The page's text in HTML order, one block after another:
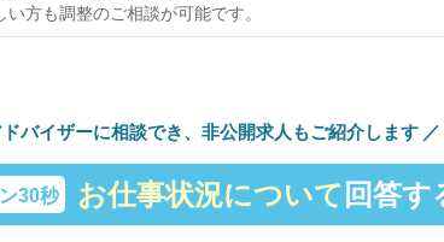
方も調整のご相談が可能です。
バイザーに相談でき、 非公開求人もご紹介します
30秒 お仕事状況について 回答す